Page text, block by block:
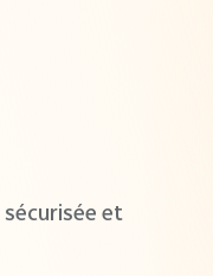
sécurisée et